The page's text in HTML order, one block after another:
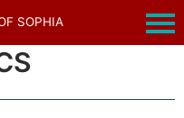
SOPHIA